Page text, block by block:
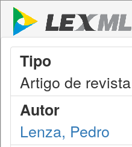
Tipo
Artigo de revista
Autor
Lenza, Pedro